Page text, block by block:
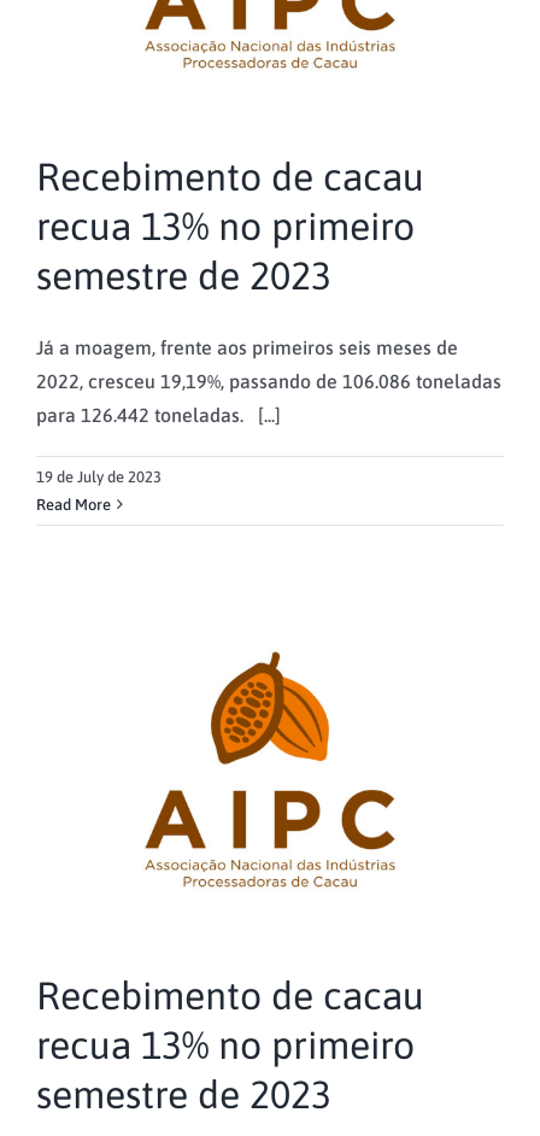
Recebimento de cacau
recua 13% no primeiro
semestre de 2023
Já a moagem, frente aos primeiros seis meses de
2022, cresceu 19,19%, passando de 106.086 toneladas
para 126.442 toneladas. [...]
19 de July de 2023
Read More
Recebimento de cacau
recua 13% no primeiro
semestre de 2023